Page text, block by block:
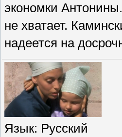
экономки
не хватает.
надеется на
Язык: Русский